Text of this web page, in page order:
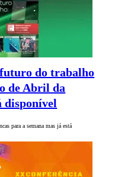
do trabalho
de Abril da
disponível
para a semana mas já está